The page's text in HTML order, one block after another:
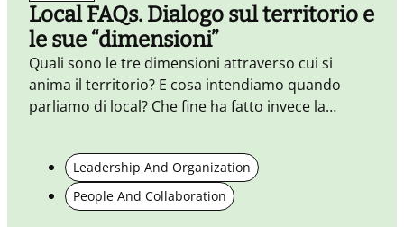
Local FAQs. Dialogo sul territorio e
le sue “dimensioni”
Quali sono le tre dimensioni attraverso cui si
anima il territorio? E cosa intendiamo quando
parliamo di local? Che fine ha fatto invece la
domande) in questo dialogo sul territorio.
Leadership And Organization
People And Collaboration